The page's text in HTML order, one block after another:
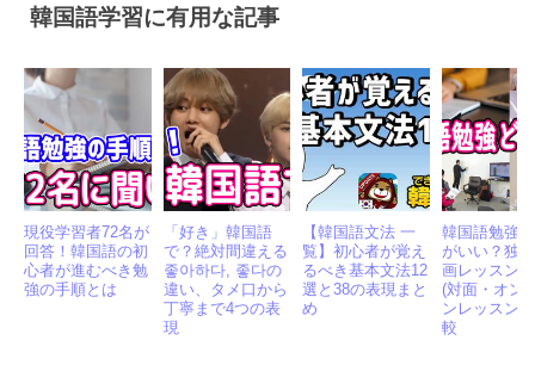
韓国語学習に有用な記事
現役学習者72名が
回答！韓国語の初
心者が進むべき勉
「好き」韓国語
で？絶対間違える
좋아하다, 좋다の
違い、タメ口から
丁寧まで4つの表
【韓国語文法 一
覧】初心者が覚え
るべき基本文法12
選と38の表現まと
韓国語勉強
がいい？独
画レッスン
(対面・オン
ンレッスン)